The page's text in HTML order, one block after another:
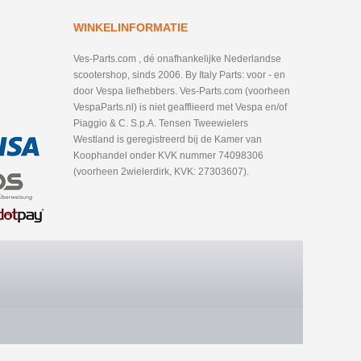
WINKELINFORMATIE
Ves-Parts.com , dé onafhankelijke Nederlandse
scootershop, sinds 2006. By Italy Parts: voor - en
door Vespa liefhebbers. Ves-Parts.com (voorheen
VespaParts.nl) is niet geafflieerd met Vespa en/of
Piaggio & C. S.p.A. Tensen Tweewielers
Westland is geregistreerd bij de Kamer van
Koophandel onder KVK nummer 74098306
(voorheen 2wielerdirk, KVK: 27303607).